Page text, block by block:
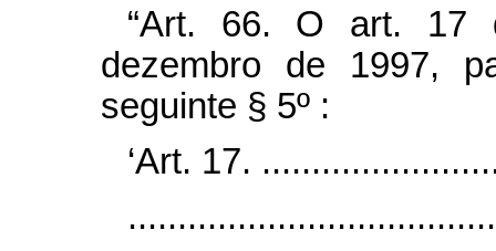
“Art. 66. O art. 17
dezembro de 1997,
seguinte § 5º :
‘Art. 17.